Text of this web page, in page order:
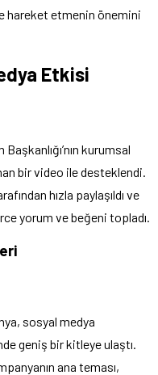
hareket etmenin önemini
Etkisi
kurumsal
bir video ile desteklendi.
hızla paylaşıldı ve
yorum ve beğeni topladı.
sosyal medya
geniş bir kitleye ulaştı.
ana teması,